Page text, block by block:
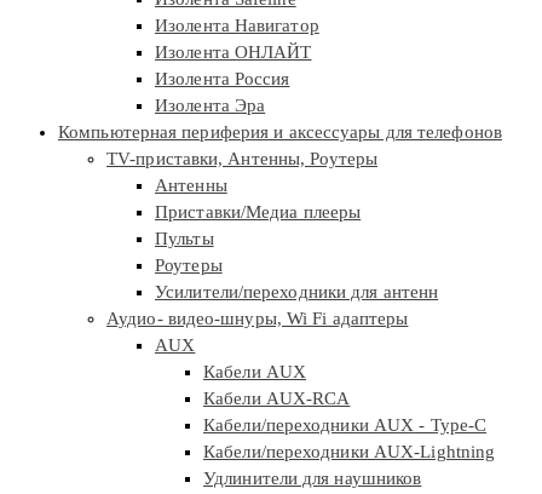
Изолента Навигатор
Изолента ОНЛАЙТ
Изолента Россия
Изолента Эра
Компьютерная периферия и аксессуары для телефонов
TV-приставки, Антенны, Роутеры
Антенны
Приставки/Медиа плееры
Пульты
Роутеры
Усилители/переходники для антенн
Аудио- видео-шнуры, Wi Fi адаптеры
AUX
Кабели AUX
Кабели AUX-RCA
Кабели/переходники AUX - Type-C
Кабели/переходники AUX-Lightning
Удлинители для наушников